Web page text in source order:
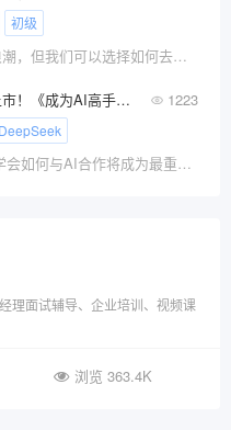
初级
我们不能阻止AI的浪潮，但我们可以选择如何去驾驭它。
老常第二本AI新书上市！《成为AI高手》系统学习掌握AI技能！ 1223
DeepSeek
“在未来的时间里，学会如何与AI合作将成为最重要的技能之一，你要么驾驭AI，要么被其淘汰。
理面试辅导、企业培训、视频课
浏览 363.4K